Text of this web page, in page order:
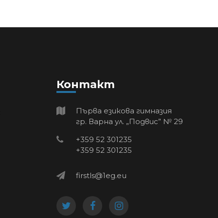
Контакт
Първа езикова гимназия
гр. Варна ул. „Подвис” № 29
+359 52 301235
+359 52 301235
firstls@1eg.eu